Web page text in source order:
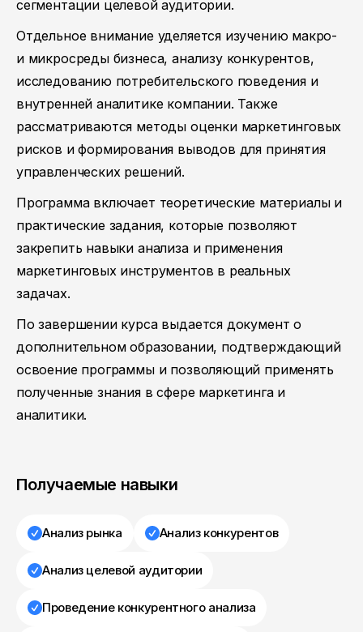
сегментации целевой аудитории.
Отдельное внимание уделяется изучению макро-
и микросреды бизнеса, анализу конкурентов,
исследованию потребительского поведения и
внутренней аналитике компании. Также
рассматриваются методы оценки маркетинговых
рисков и формирования выводов для принятия
управленческих решений.
Программа включает теоретические материалы и
практические задания, которые позволяют
закрепить навыки анализа и применения
маркетинговых инструментов в реальных
задачах.
По завершении курса выдается документ о
дополнительном образовании, подтверждающий
освоение программы и позволяющий применять
полученные знания в сфере маркетинга и
аналитики.
Получаемые навыки
Анализ рынка Анализ конкурентов
Анализ целевой аудитории
Проведение конкурентного анализа